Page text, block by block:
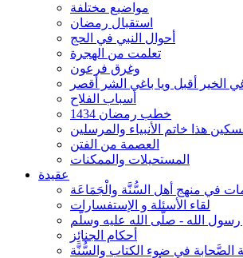
مواضيع مختلفة
استقبال رمضان
أحوال النبي في الحج
تعلمت من الهجرة
وغرق فرعون
الخير أقبل ويا باغي الشر أقصر
أسباب الفلاح
خطب رمضان 1434
هذا خاتم الأنبياء والمرسلين
العصمة من الفتن
المستحيلات والممكنات
عقيدة
في منهج أهل السُّنَّة والْجَمَاعَة
لقاء الأسئلة و الإستفسارات
الله - صلّى الله عليه وسلّم
أحكام الجنائِز
الصَّحابة في ضوء الكتاب والسُّنَّة